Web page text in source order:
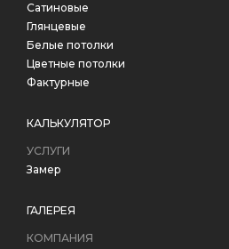
Сатиновые
Глянцевые
Белые потолки
Цветные потолки
Фактурные
КАЛЬКУЛЯТОР
УСЛУГИ
Замер
ГАЛЕРЕЯ
КОМПАНИЯ